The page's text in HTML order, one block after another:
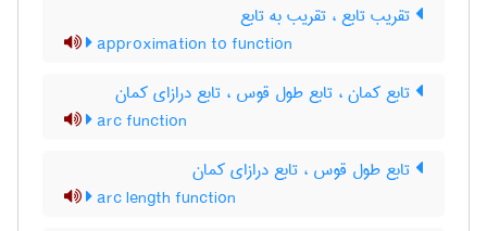
تقریب تابع ، تقریب به تابع
approximation to function
تابع کمان ، تابع طول قوس ، تابع درازای کمان
arc function
تابع طول قوس ، تابع درازای کمان
arc length function